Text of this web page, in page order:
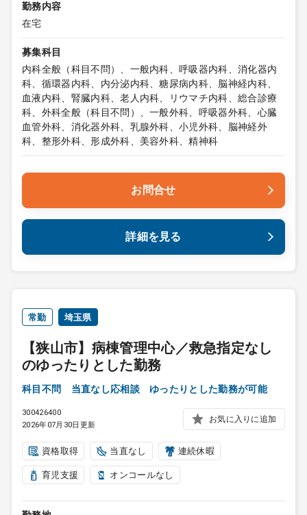
勤務内容
在宅
募集科目
内科全般（科目不問）、一般内科、呼吸器内科、消化器内
科、循環器内科、内分泌内科、糖尿病内科、脳神経内科、
血液内科、腎臓内科、老人内科、リウマチ内科、総合診療
科、外科全般（科目不問）、一般外科、呼吸器外科、心臓
血管外科、消化器外科、乳腺外科、小児外科、脳神経外
科、整形外科、形成外科、美容外科、精神科
お問合せ
詳細を見る
常勤 埼玉県
【狭山市】病棟管理中心／救急指定なし
のゆったりとした勤務
科目不問 当直なし応相談 ゆったりとした勤務が可能
300426400
2026年07月30日更新
お気に入りに追加
資格取得 当直なし 連続休暇
育児支援 オンコールなし